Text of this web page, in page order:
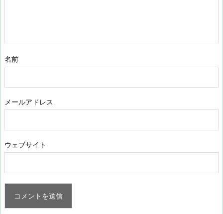
名前
メールアドレス
ウェブサイト